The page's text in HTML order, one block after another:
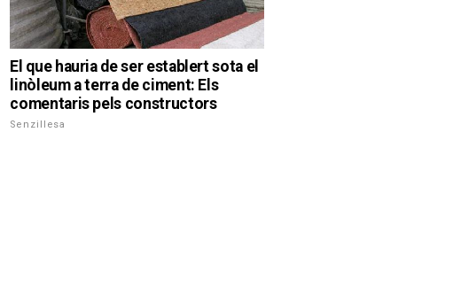
El que hauria de ser establert sota el
linòleum a terra de ciment: Els
comentaris pels constructors
Senzillesa